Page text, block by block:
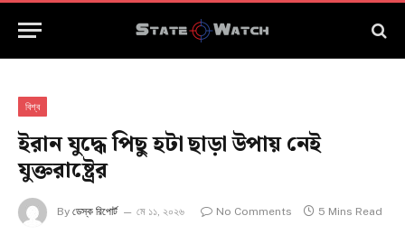
বিশ্ব
ইরান যুদ্ধে পিছু হটা ছাড়া উপায় নেই
যুক্তরাষ্ট্রের
By ডেস্ক রিপোর্ট মে ১১, ২০২৬ No Comments 5 Mins Read